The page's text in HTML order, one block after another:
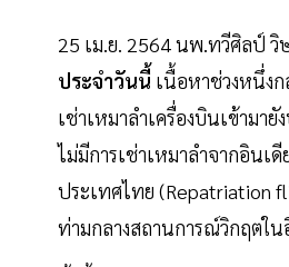
25 เม.ย. 2564 นพ.ทวีศิลป์
ประจำวันนี้ เนื้อหาช่วงหนึ่ง
เช่าเหมาลำเครื่องบินเข้ามา
ไม่มีการเช่าเหมาลำจากอิน
ประเทศไทย (Repatriation
ท่ามกลางสถานการณ์วิกฤตใน